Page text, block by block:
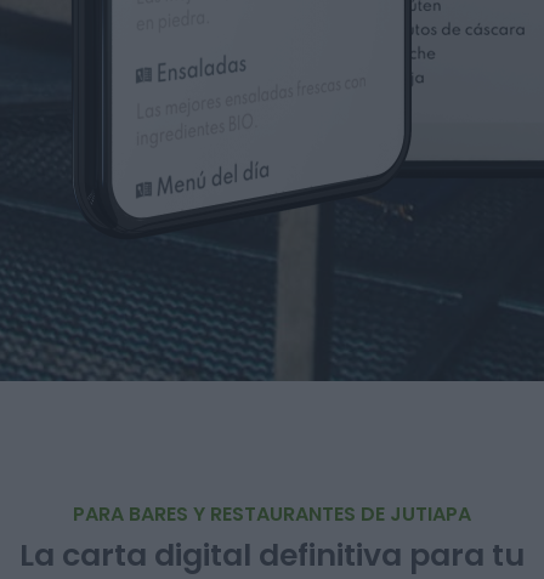
PARA BARES Y RESTAURANTES DE JUTIAPA
La carta digital definitiva para tu